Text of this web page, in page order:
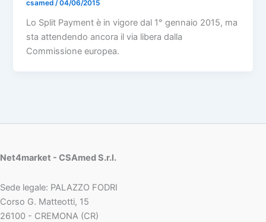
csamed/04/06/2015
Lo Split Payment è in vigore dal 1° gennaio 2015, ma
sta attendendo ancora il via libera dalla
Commissione europea.
Net4market - CSAmed S.r.l.
Sede legale: PALAZZO FODRI
Corso G. Matteotti, 15
26100 - CREMONA (CR)